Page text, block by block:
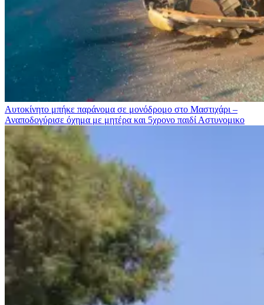
Αυτοκίνητο μπήκε παράνομα σε μονόδρομο στο Μαστιχάρι –
Αναποδογύρισε όχημα με μητέρα και 5χρονο παιδί Αστυνομικο